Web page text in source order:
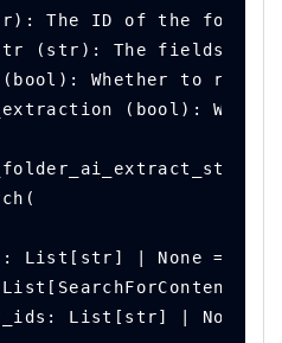
The ID of the folder
(str): The fields to
Whether to read
(bool):
List[str] | None =
List[str] | None =